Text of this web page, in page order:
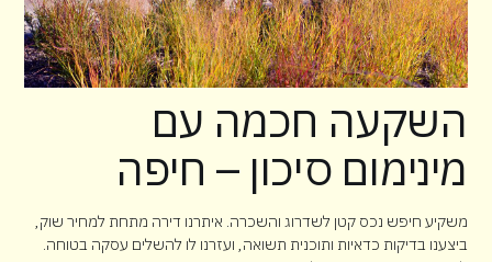
השקעה חכמה עם
מינימום סיכון – חיפה
משקיע חיפש נכס קטן לשדרוג והשכרה. איתרנו דירה מתחת למחיר שוק,
ביצענו בדיקות כדאיות ותוכנית תשואה, ועזרנו לו להשלים עסקה בטוחה.